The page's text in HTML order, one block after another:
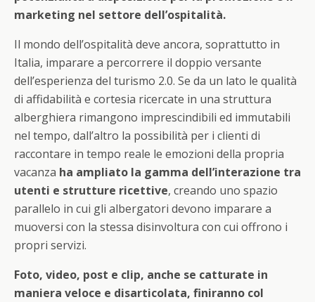
marketing nel settore dell’ospitalità.
Il mondo dell’ospitalità deve ancora, soprattutto in
Italia, imparare a percorrere il doppio versante
dell’esperienza del turismo 2.0. Se da un lato le qualità
di affidabilità e cortesia ricercate in una struttura
alberghiera rimangono imprescindibili ed immutabili
nel tempo, dall’altro la possibilità per i clienti di
raccontare in tempo reale le emozioni della propria
vacanza ha ampliato la gamma dell’interazione tra
utenti e strutture ricettive, creando uno spazio
parallelo in cui gli albergatori devono imparare a
muoversi con la stessa disinvoltura con cui offrono i
propri servizi.
Foto, video, post e clip, anche se catturate in
maniera veloce e disarticolata, finiranno col